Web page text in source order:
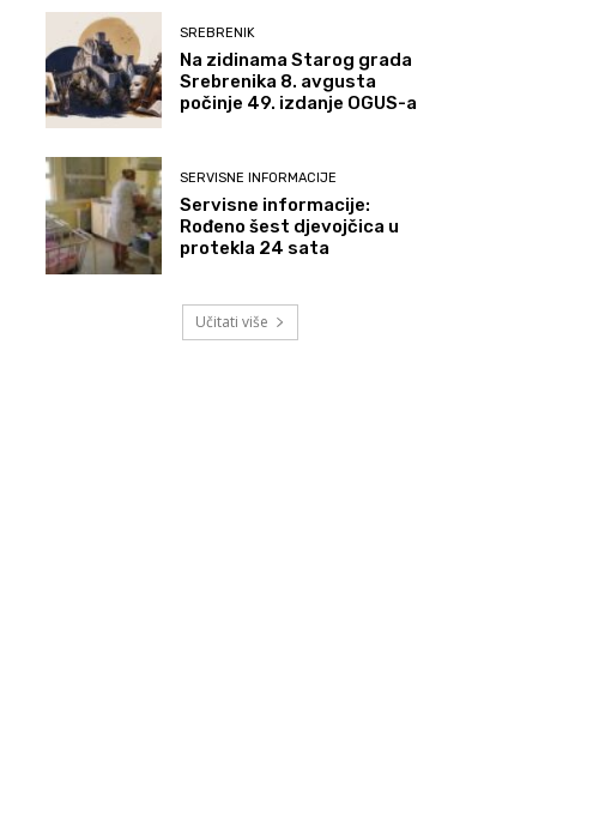
SREBRENIK
Na zidinama Starog grada
Srebrenika 8. avgusta
počinje 49. izdanje OGUS-a
SERVISNE INFORMACIJE
Servisne informacije:
Rođeno šest djevojčica u
protekla 24 sata
Učitati više